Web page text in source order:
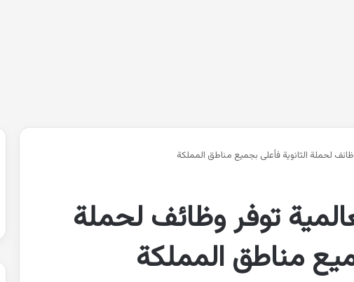
لحملة الثانوية فأعلى بجميع مناطق المملكة
توفر وظائف لحملة
مناطق المملكة